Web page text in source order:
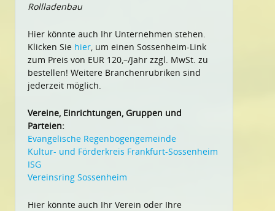
Rollladenbau
Hier könnte auch Ihr Unternehmen stehen.
Klicken Sie hier, um einen Sossenheim-Link
zum Preis von EUR 120,–/Jahr zzgl. MwSt. zu
bestellen! Weitere Branchenrubriken sind
jederzeit möglich.
Vereine, Einrichtungen, Gruppen und
Parteien:
Evangelische Regenbogengemeinde
Kultur- und Förderkreis Frankfurt-Sossenheim
ISG
Vereinsring Sossenheim
Hier könnte auch Ihr Verein oder Ihre